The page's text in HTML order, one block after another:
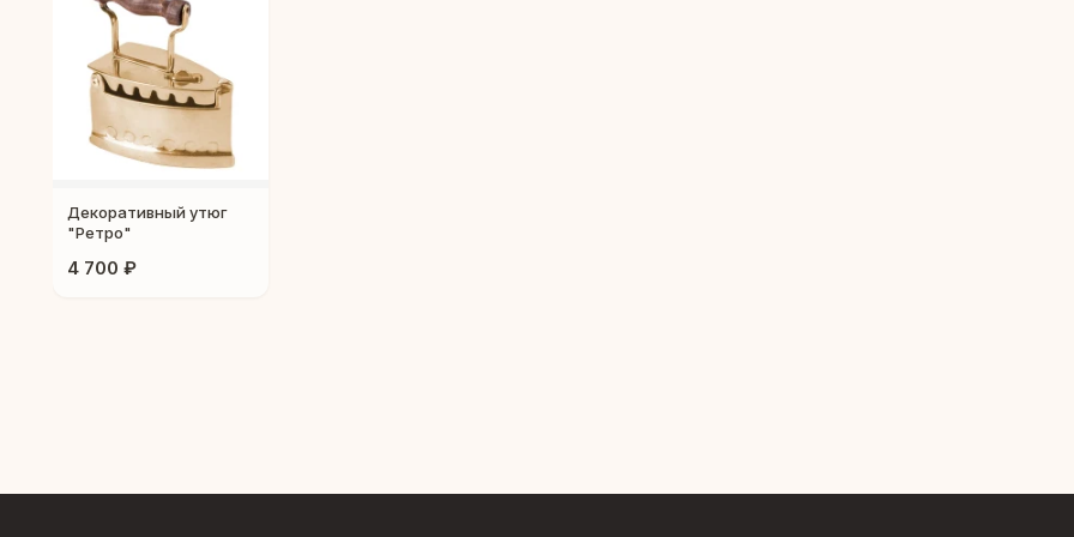
Декоративный утюг
"Ретро"
4 700 ₽